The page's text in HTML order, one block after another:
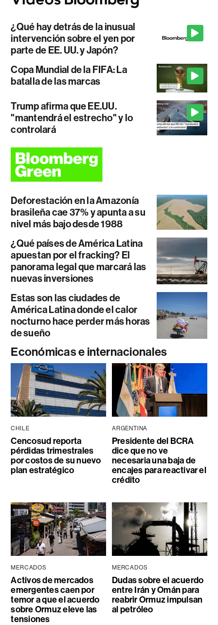
¿Qué hay detrás de la inusual
intervención sobre el yen por
parte de EE. UU. y Japón?
Copa Mundial de la FIFA: La
batalla de las marcas
Trump afirma que EE.UU.
"mantendrá el estrecho" y lo
controlará
Deforestación en la Amazonía
brasileña cae 37% y apunta a su
nivel más bajo desde 1988
¿Qué países de América Latina
apuestan por el fracking? El
panorama legal que marcará las
nuevas inversiones
Estas son las ciudades de
América Latina donde el calor
nocturno hace perder más horas
de sueño
Económicas e internacionales
CHILE
Cencosud reporta
pérdidas trimestrales
por costos de su nuevo
plan estratégico
ARGENTINA
Presidente del BCRA
dice que no ve
necesaria una baja de
encajes para reactivar el
crédito
MERCADOS
Activos de mercados
emergentes caen por
temor a que el acuerdo
sobre Ormuz eleve las
tensiones
MERCADOS
Dudas sobre el acuerdo
entre Irán y Omán para
reabrir Ormuz impulsan
al petróleo